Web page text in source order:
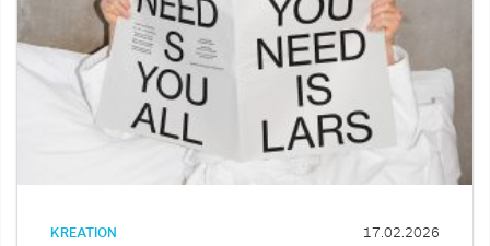
KREATION 17.02.2026